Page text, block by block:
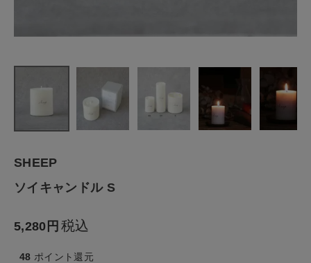
ファッション雑貨
食品
ギフト
SHEEP
ソイキャンドル S
5,280 税込
48 ポイント還元